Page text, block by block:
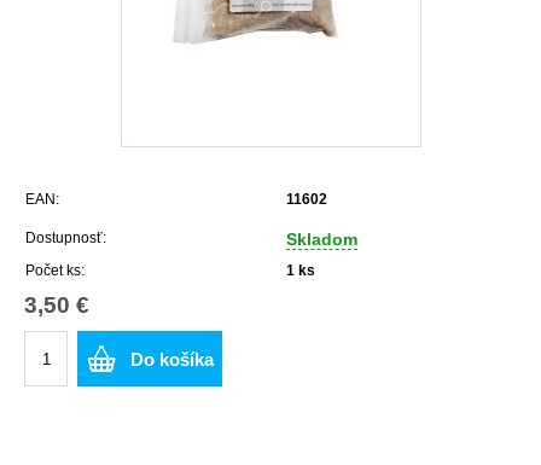
EAN: 11602
Dostupnosť: Skladom
Počet ks: 1 ks
3,50 €
Do košíka